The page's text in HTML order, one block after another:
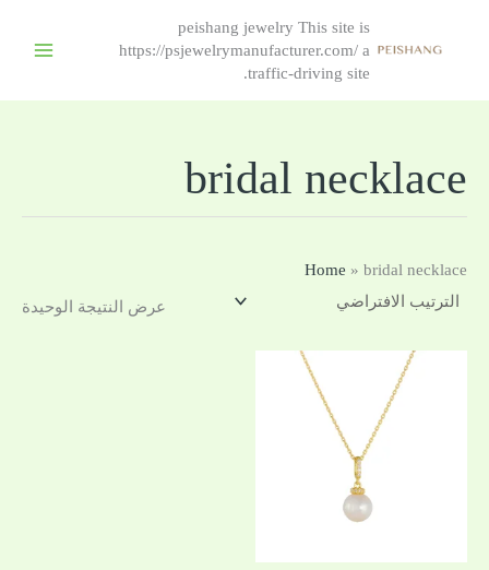
peishang jewelry This site is
https://psjewelrymanufacturer.com/ a
traffic-driving site.
bridal necklace
Home » bridal necklace
عرض النتيجة الوحيدة